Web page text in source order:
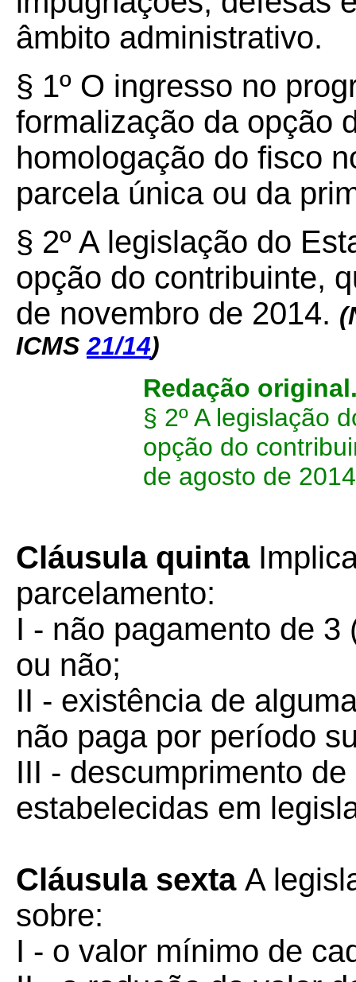
âmbito administrativo.
§ 1º O ingresso no
formalização da opção
homologação do fisco
parcela única ou da
§ 2º A legislação do
opção do contribuinte,
de novembro de 2014.
ICMS21/14)
Redação
§ 2º A legislação
opção do
de agosto de
Cláusula quinta
parcelamento:
I - não pagamento de
ou não;
II - existência de
não paga por período
III - descumprimento
estabelecidas em
Cláusula sexta A
sobre:
I - o valor mínimo de